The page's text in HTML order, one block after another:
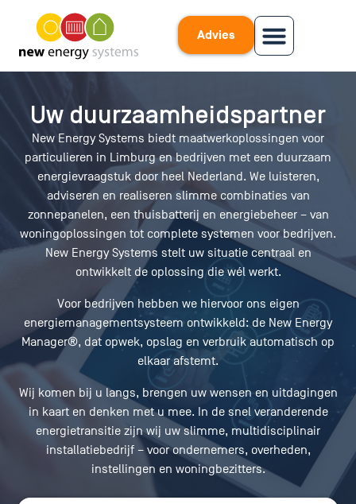
Advies
Uw duurzaamheidspartner
New Energy Systems biedt maatwerkoplossingen voor
particulieren in Limburg en bedrijven met een duurzaam
energievraagstuk door heel Nederland. We luisteren,
adviseren en realiseren slimme combinaties van
zonnepanelen, een thuisbatterij en energiebeheer – van
woningoplossingen tot complete systemen voor bedrijven.
New Energy Systems stelt uw situatie centraal en
ontwikkelt de oplossing die wél werkt.
Voor bedrijven hebben we hiervoor ons eigen
energiemanagementsysteem ontwikkeld: de New Energy
Manager®, dat opwek, opslag en verbruik automatisch op
elkaar afstemt.
Wij komen bij u langs, brengen uw wensen en uitdagingen
in kaart en denken met u mee. In de snel veranderende
energietransitie zijn wij uw slimme, multidisciplinair
installatiebedrijf – voor ondernemers, overheden,
instellingen en woningbezitters.